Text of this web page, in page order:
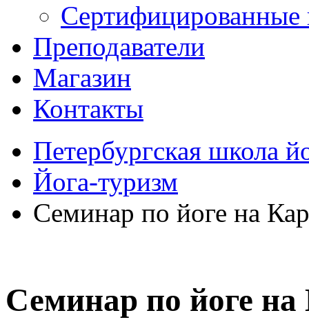
Сертифицированные
Преподаватели
Магазин
Контакты
Петербургская школа
Йога-туризм
Семинар по йоге на
Семинар по йоге